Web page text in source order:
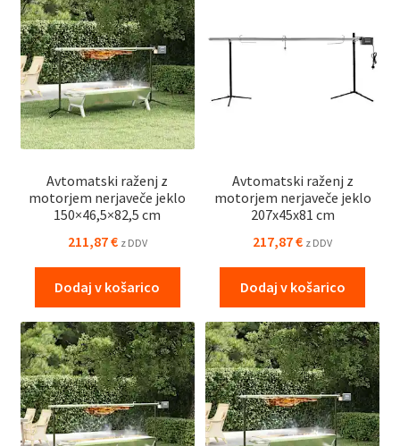
Avtomatski raženj z
motorjem nerjaveče jeklo
150×46,5×82,5 cm
211,87€ z DDV
Dodaj v košarico
Avtomatski raženj z
motorjem nerjaveče jeklo
207x45x81 cm
217,87€ z DDV
Dodaj v košarico